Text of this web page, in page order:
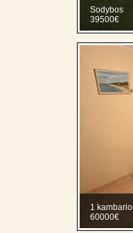
Sodybos
39500€
1 kambario
60000€